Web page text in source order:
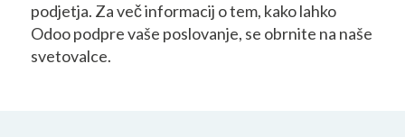
podjetja. Za več informacij o tem, kako lahko
Odoo podpre vaše poslovanje, se obrnite na naše
svetovalce.